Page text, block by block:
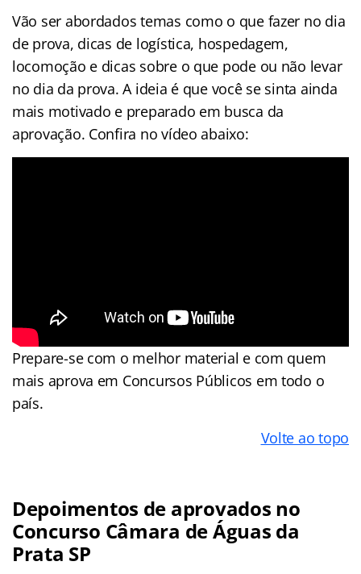
Vão ser abordados temas como o que fazer no dia
de prova, dicas de logística, hospedagem,
locomoção e dicas sobre o que pode ou não levar
no dia da prova. A ideia é que você se sinta ainda
mais motivado e preparado em busca da
aprovação. Confira no vídeo abaixo:
Prepare-se com o melhor material e com quem
mais aprova em Concursos Públicos em todo o
país.
Volte ao topo
Depoimentos de aprovados no
Concurso Câmara de Águas da
Prata SP